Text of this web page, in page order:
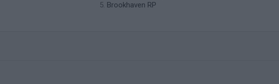
Brookhaven RP